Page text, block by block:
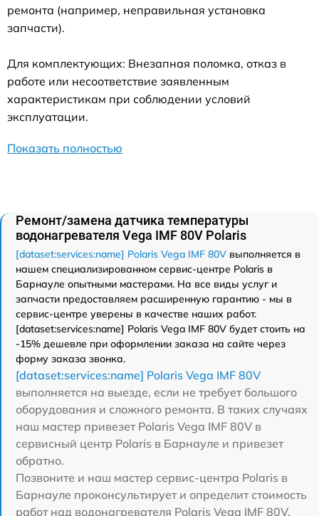
ремонта (например, неправильная установка
запчасти).
Для комплектующих: Внезапная поломка, отказ в
работе или несоответствие заявленным
характеристикам при соблюдении условий
эксплуатации.
Показать полностью
Ремонт/замена датчика температуры
водонагревателя Vega IMF 80V Polaris
[dataset:services:name] Polaris Vega IMF 80V выполняется в
нашем специализированном сервис-центре Polaris в
Барнауле опытными мастерами. На все виды услуг и
запчасти предоставляем расширенную гарантию - мы в
сервис-центре уверены в качестве наших работ.
[dataset:services:name] Polaris Vega IMF 80V будет стоить на
-15% дешевле при оформлении заказа на сайте через
форму заказа звонка.
[dataset:services:name] Polaris Vega IMF 80V
выполняется на выезде, если не требует большого
оборудования и сложного ремонта. В таких случаях
наш мастер привезет Polaris Vega IMF 80V в
сервисный центр Polaris в Барнауле и привезет
обратно.
Позвоните и наш мастер сервис-центра Polaris в
Барнауле проконсультирует и определит стоимость
работ над водонагревателя Polaris Vega IMF 80V.